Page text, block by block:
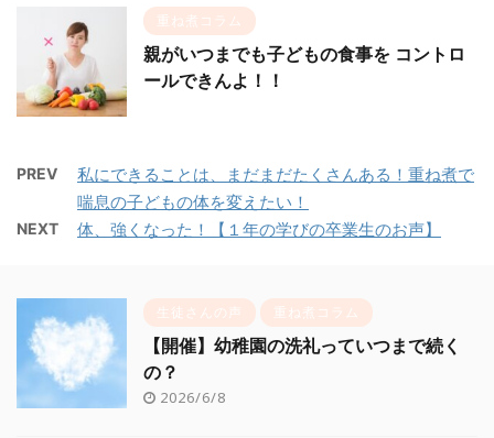
重ね煮コラム
親がいつまでも子どもの食事を コントロ
ールできんよ！！
PREV
私にできることは、まだまだたくさんある！重ね煮で
喘息の子どもの体を変えたい！
NEXT 体、強くなった！【１年の学びの卒業生のお声】
生徒さんの声 重ね煮コラム
【開催】幼稚園の洗礼っていつまで続く
の？
2026/6/8